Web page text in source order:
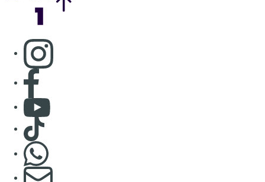
Consulter page Instagram
Consulter page Facebook
Consulter Youtube
Consulter TikTok
S'abonner à notre newsletter